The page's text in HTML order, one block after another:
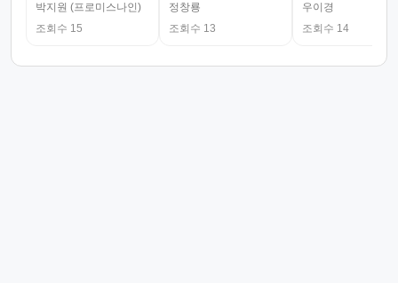
박지원 (프로미스나인)
조회수 15
정창룡
조회수 13
우이경
조회수 14